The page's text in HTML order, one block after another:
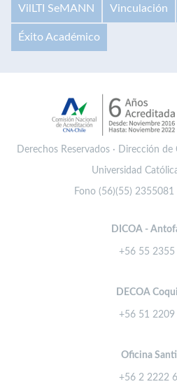
VilLTI SeMANN Vinculación
Éxito Académico
Derechos Reservados · Dirección
Universidad
Fono (56)(55) 2355081
DICOA -
+56 55 2355
DECOA
+56 51 2209
Oficina
+56 2 2222